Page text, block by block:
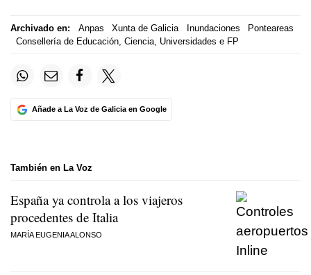
Archivado en: Anpas Xunta de Galicia Inundaciones
Ponteareas
Consellería de Educación, Ciencia, Universidades e FP
Añade a La Voz de Galicia en Google
También en La Voz
España ya controla a los viajeros
procedentes de Italia
MARÍA EUGENIA ALONSO